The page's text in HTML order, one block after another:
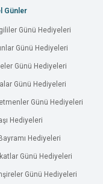
Günler
Günü Hediyeleri
Günü Hediyeleri
Günü Hediyeleri
Günü Hediyeleri
Günü Hediyeleri
Hediyeleri
Hediyeleri
Günü Hediyeleri
Günü Hediyeleri